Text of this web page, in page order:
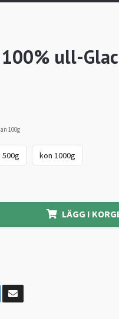
ull-
100g
500g kon 1000g
LÄGG I